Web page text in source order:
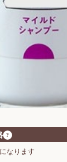
イプシャン
?
なります